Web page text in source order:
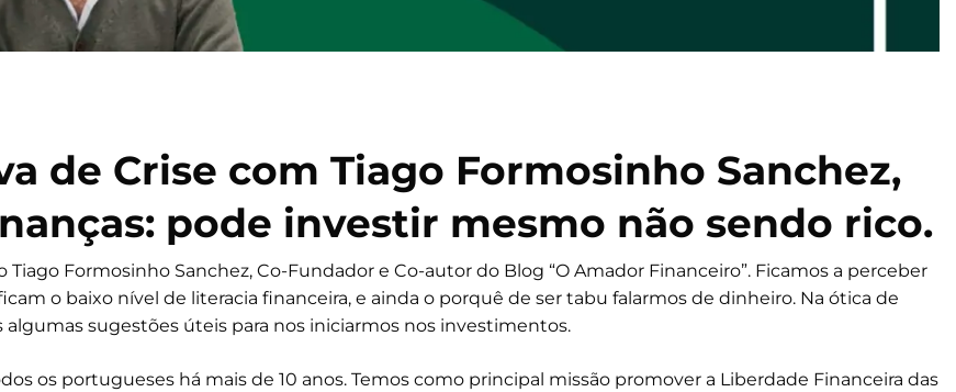
de Crise com Tiago Formosinho Sanchez,
pode investir mesmo não sendo rico.
Tiago Formosinho Sanchez, Co-Fundador e Co-autor do Blog “O Amador Financeiro”. Ficamos a perceber
o baixo nível de literacia financeira, e ainda o porquê de ser tabu falarmos de dinheiro. Na ótica de
sugestões úteis para nos iniciarmos nos investimentos.
os portugueses há mais de 10 anos. Temos como principal missão promover a Liberdade Financeira das